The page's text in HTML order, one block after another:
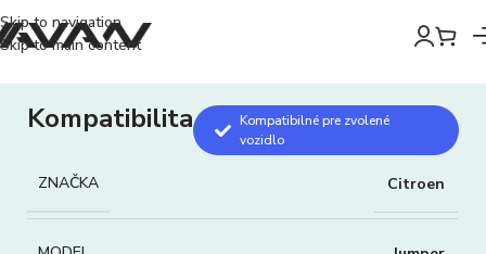
Skip to navigation
Skip to main content
Kompatibilita
Kompatibilné pre zvolené
vozidlo
ZNAČKA Citroen